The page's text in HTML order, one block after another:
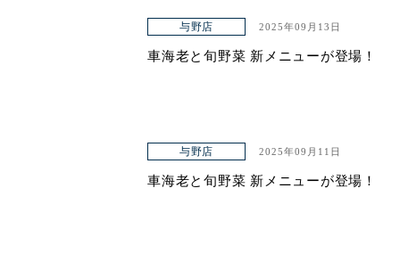
与野店 2025年09月13日
車海老と旬野菜 新メニューが登場！
与野店 2025年09月11日
車海老と旬野菜 新メニューが登場！